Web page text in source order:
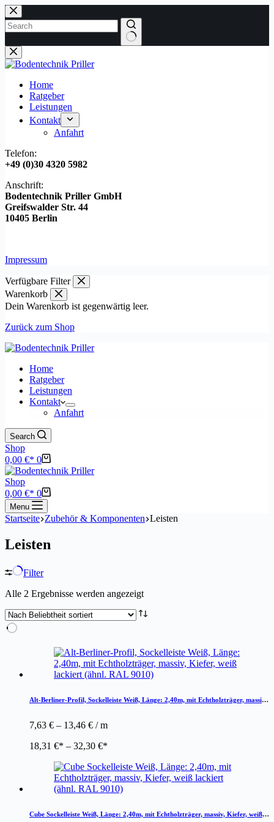
Zum
Inhalt
springen
Keine
Ergebnisse
Home
Ratgeber
Leistungen
Kontakt
Anfahrt
Telefon:
+49 (0)30 4320 5982
Anschrift:
Bodentechnik Priller GmbH
Greifswalder Str. 44
10405 Berlin
Impressum
Verfügbare Filter
Warenkorb
Dein Warenkorb ist gegenwärtig leer.
Zurück zum Shop
Home
Ratgeber
Leistungen
Kontakt
Anfahrt
Search
Shop
Warenkorb
0,00 € 0
Shop
Warenkorb
0,00 € 0
Menu
Startseite Zubehör & Komponenten Leisten
Leisten
Filter
Alle 2 Ergebnisse werden angezeigtNach
sortiert
Alt-Berliner-Profil, Sockelleiste Weiß, Länge: 2,40m, mit Echtholzträger, massiv,
7,63 € – 13,46 € /m
18,31 € – 32,30 €
Cube Sockelleiste Weiß, Länge: 2,40m, mit Echtholzträger, massiv, Kiefer, weiß